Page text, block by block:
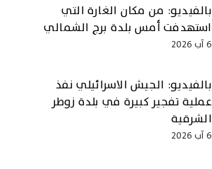
بالفيديو: من مكان الغارة التي
استهدفت أمس بلدة برج الشمالي
6 آب 2026
بالفيديو: الجيش الاسرائيلي نفذ
عملية تفجير كبيرة في بلدة زوطر
الشرقية
6 آب 2026